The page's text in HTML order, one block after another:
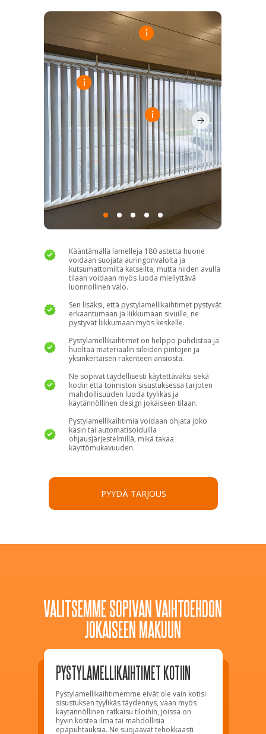
Kääntämällä lamelleja 180 astetta huone
voidaan suojata auringonvalolta ja
kutsumattomilta katseilta, mutta niiden avulla
tilaan voidaan myös luoda miellyttävä
luonnollinen valo.
Sen lisäksi, että pystylamellikaihtimet pystyvät
erkaantumaan ja liikkumaan sivuille, ne
pystyvät liikkumaan myös keskelle.
Pystylamellikaihtimet on helppo puhdistaa ja
huoltaa materiaalin sileiden pintojen ja
yksinkertaisen rakenteen ansiosta.
Ne sopivat täydellisesti käytettäväksi sekä
kodin että toimiston sisustuksessa tarjoten
mahdollisuuden luoda tyylikäs ja
käytännöllinen design jokaiseen tilaan.
Pystylamellikaihtimia voidaan ohjata joko
käsin tai automatisoiduilla
ohjausjärjestelmillä, mikä takaa
käyttömukavuuden.
PYYDÄ TARJOUS
VALITSEMME SOPIVAN VAIHTOEHDON
JOKAISEEN MAKUUN
PYSTYLAMELLIKAIHTIMET KOTIIN
Pystylamellikaihtimemme eivät ole vain kotisi
sisustuksen tyylikäs täydennys, vaan myös
käytännöllinen ratkaisu tiloihin, joissa on
hyvin kostea ilma tai mahdollisia
epäpuhtauksia. Ne suojaavat tehokkaasti